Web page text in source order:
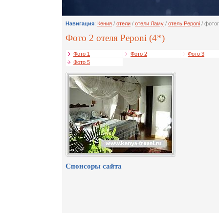
Навигация: Кения / отели / отели Ламу / отель Peponi /
Фото 2 отеля Peponi (4*)
Фото 1 Фото 2
Фото 3
Фото 5
Спонсоры сайта